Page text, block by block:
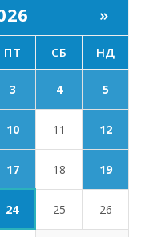
»
ПТ СБ НД
3 4 5
10 11 12
17 18 19
24 25 26